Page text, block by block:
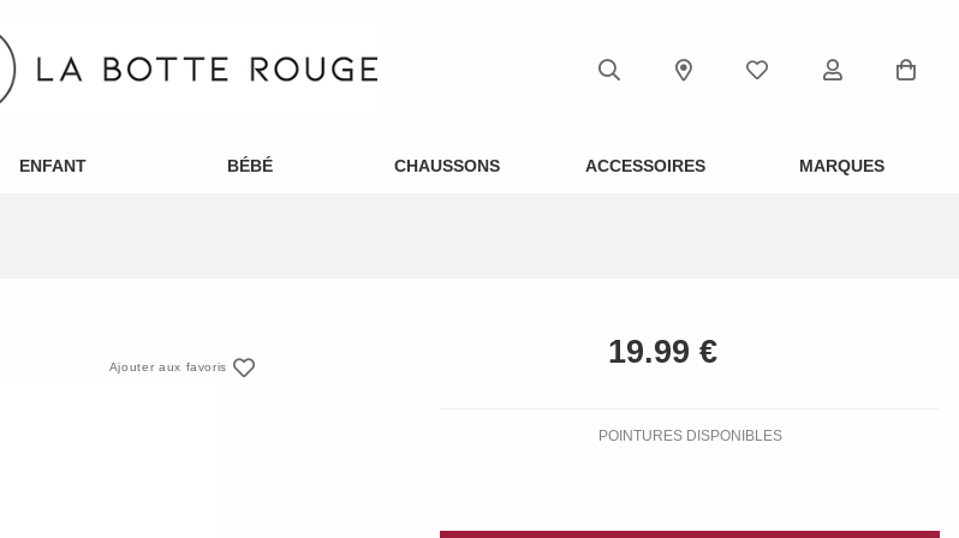
ENFANT BÉBÉ CHAUSSONS ACCESSOIRES MARQUES
Ajouter aux favoris
POINTURES DISPONIBLES